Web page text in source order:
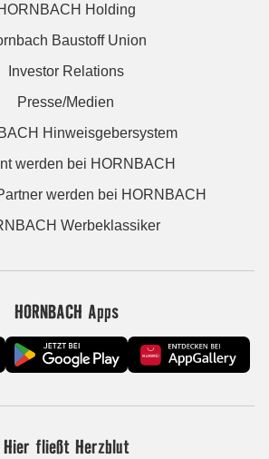
Holding
Baustoff Union
Investor Relations
Presse/Medien
Hinweisgebersystem
werden bei HORNBACH
werden bei HORNBACH
Werbeklassiker
HORNBACH Apps
Hier fließt Herzblut